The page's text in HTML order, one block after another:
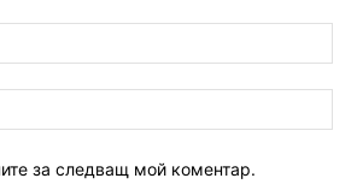
за следващ мой коментар.